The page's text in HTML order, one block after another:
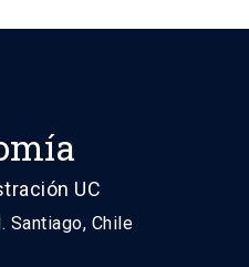
UC
Santiago, Chile